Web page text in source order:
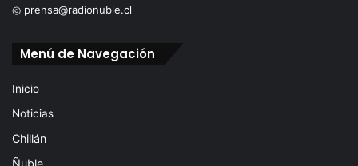
◎ prensa@radionuble.cl
Menú de Navegación
Inicio
Noticias
Chillán
Ñuble